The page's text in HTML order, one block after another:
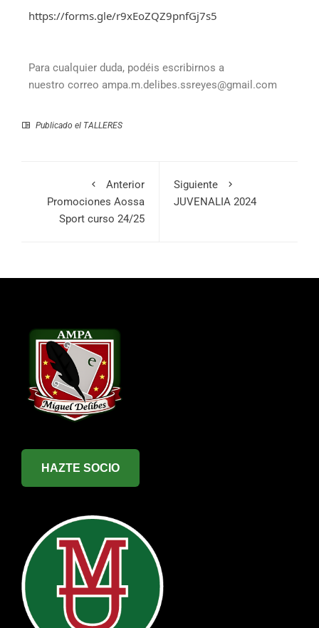
https://forms.gle/r9xEoZQZ9pnfGj7s5
Para cualquier duda, podéis escribirnos a
nuestro correo ampa.m.delibes.ssreyes@gmail.com
Publicado el TALLERES
Anterior
Promociones Aossa
Sport curso 24/25
Siguiente
JUVENALIA 2024
HAZTE SOCIO